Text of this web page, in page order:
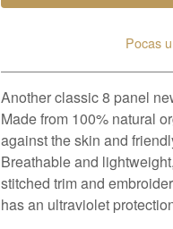
Ver
Pocas
Another classic 8 panel
Made from 100% natural
against the skin and
Breathable and
stitched trim and
has an ultraviolet